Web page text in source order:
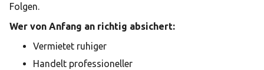
Folgen.
Wer von Anfang an richtig absichert:
Vermietet ruhiger
Handelt professioneller